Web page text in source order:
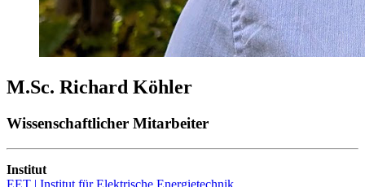
M.Sc. Richard Köhler
Wissenschaftlicher Mitarbeiter
Institut
EET | Institut für Elektrische Energietechnik